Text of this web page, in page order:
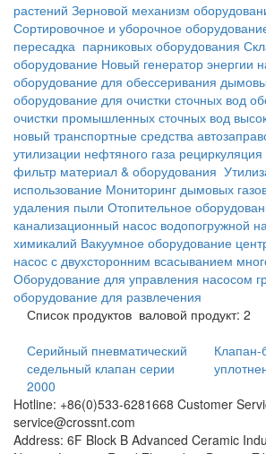
растений Зерновой механизм
Сортировочное и уборочное
пересадка парниковых оборудования
оборудование Новый генератор энергии
оборудование для обессеривания
оборудование для очистки сточных вод
очистки промышленных сточных вод
новый транспортные средства
утилизации нефтяного газа
фильтр материал & оборудования
использование Мониторинг дымовых
удаления пыли Отопительное
канализационный насос водопогружной
химикалий Вакуумное оборудование
насос с двухсторонним всасыванием
Оборудование для управления насосом
оборудование для развлечения
Список продуктов валовой продукт: 2
Серийный пневматический
седельный клапан серии
2000
Клапан-
Hotline: +86(0)533-6281668 Customer
service@crossnt.com
Address: 6F Block B Advanced Ceramic